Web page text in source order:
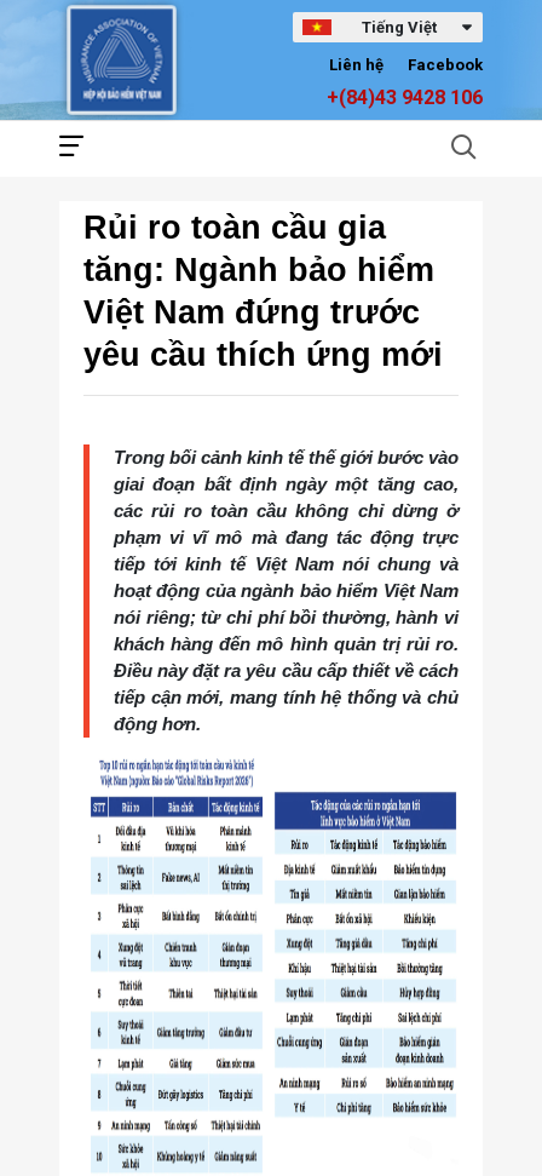
Tiếng Việt
Facebook
Liên hệ
+(84)43 9428 106
Rủi ro toàn cầu gia
tăng: Ngành bảo hiểm
Việt Nam đứng trước
yêu cầu thích ứng mới
Trong bối cảnh kinh tế thế giới bước vào
giai đoạn bất định ngày một tăng cao,
các rủi ro toàn cầu không chỉ dừng ở
phạm vi vĩ mô mà đang tác động trực
tiếp tới kinh tế Việt Nam nói chung và
hoạt động của ngành bảo hiểm Việt Nam
nói riêng; từ chi phí bồi thường, hành vi
khách hàng đến mô hình quản trị rủi ro.
Điều này đặt ra yêu cầu cấp thiết về cách
tiếp cận mới, mang tính hệ thống và chủ
động hơn.